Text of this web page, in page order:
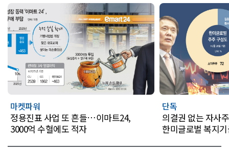
마켓파워
정용진표 사업 또 흔들…이마트24,
3000억 수혈에도 적자
단독
의결권 없는 자사
한미글로벌 복지